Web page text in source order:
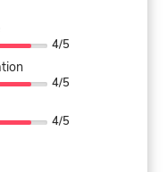
4/5
4/5
4/5